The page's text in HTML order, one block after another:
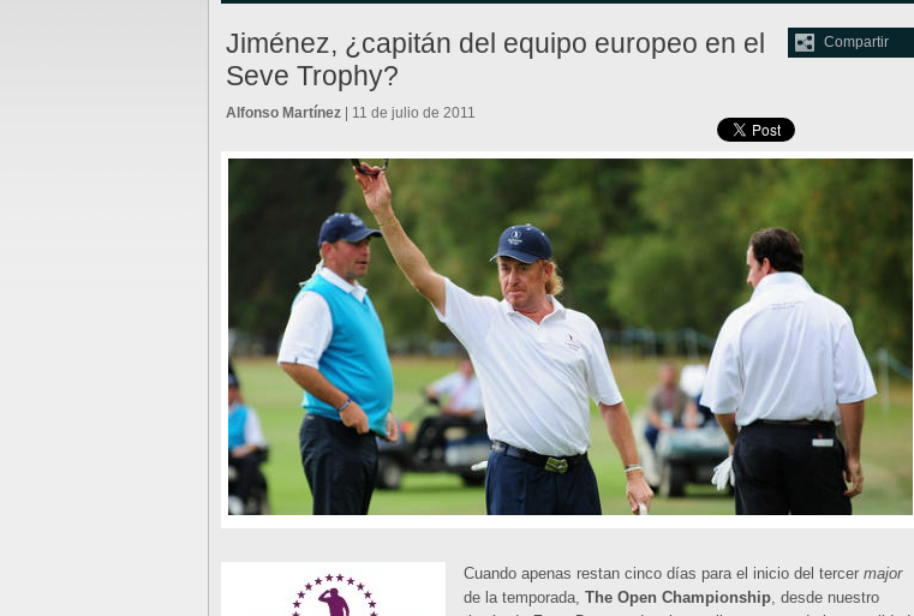
Compartir
Jiménez, ¿capitán del equipo europeo en el
Seve Trophy?
Alfonso Martínez | 11 de julio de 2011
Cuando apenas restan cinco días para el inicio del tercer major
de la temporada, The Open Championship, desde nuestro